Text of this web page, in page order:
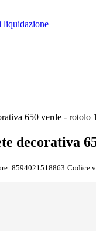
liquidazione
650 verde - rotolo
decorativa
8594021518863 Codice